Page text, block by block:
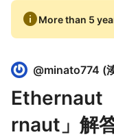
infoMore than 5
@minato774 (
Ethernaut
rnaut」解